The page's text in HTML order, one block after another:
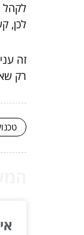
לקהל
לכן,
זה
רק